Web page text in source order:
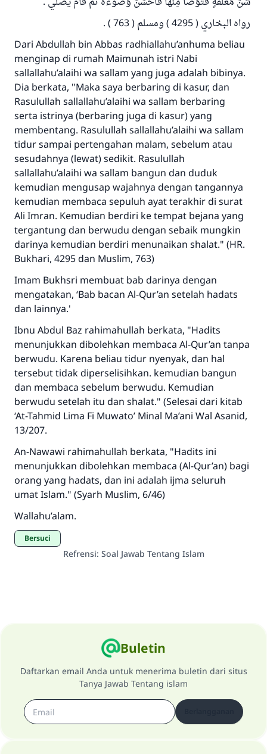
رواه البخاري ( 4295 ) ومسلم ( 763 ) .
Dari Abdullah bin Abbas radhiallahu’anhuma beliau
menginap di rumah Maimunah istri Nabi
sallallahu’alaihi wa sallam yang juga adalah bibinya.
Dia berkata, "Maka saya berbaring di kasur, dan
Rasulullah sallallahu’alaihi wa sallam berbaring
serta istrinya (berbaring juga di kasur) yang
membentang. Rasulullah sallallahu’alaihi wa sallam
tidur sampai pertengahan malam, sebelum atau
sesudahnya (lewat) sedikit. Rasulullah
sallallahu’alaihi wa sallam bangun dan duduk
kemudian mengusap wajahnya dengan tangannya
kemudian membaca sepuluh ayat terakhir di surat
Ali Imran. Kemudian berdiri ke tempat bejana yang
tergantung dan berwudu dengan sebaik mungkin
darinya kemudian berdiri menunaikan shalat." (HR.
Bukhari, 4295 dan Muslim, 763)
Imam Bukhsri membuat bab darinya dengan
mengatakan, ‘Bab bacan Al-Qur’an setelah hadats
dan lainnya.'
Ibnu Abdul Baz rahimahullah berkata, "Hadits
menunjukkan dibolehkan membaca Al-Qur’an tanpa
berwudu. Karena beliau tidur nyenyak, dan hal
tersebut tidak diperselisihkan. kemudian bangun
dan membaca sebelum berwudu. Kemudian
berwudu setelah itu dan shalat." (Selesai dari kitab
‘At-Tahmid Lima Fi Muwato’ Minal Ma’ani Wal Asanid,
13/207.
An-Nawawi rahimahullah berkata, "Hadits ini
menunjukkan dibolehkan membaca (Al-Qur’an) bagi
orang yang hadats, dan ini adalah ijma seluruh
umat Islam." (Syarh Muslim, 6/46)
Wallahu’alam.
Bersuci
Refrensi: Soal Jawab Tentang Islam
Buletin
Daftarkan email Anda untuk menerima buletin dari situs
Tanya Jawab Tentang islam
Jawaban no. 110845
menyelamatkan pernikahan.
Bantu kami dalam memberikan jawaban untuk umat
Rasulullah ﷺ bersabda
"Siapa yang menunjukkan suatu kebaikan,
meka dia akan mendapatkan pahala yang
sama dengan orang yang melakukannya"
MUSLIM, 1893
Saham